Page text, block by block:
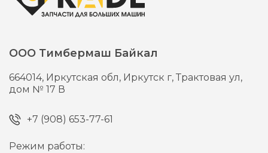
ООО Тимбермаш Байкал
664014, Иркутская обл, Иркутск г,Трактовая ул,
дом № 17 В
+7 (908) 653-77-61
Режим работы: